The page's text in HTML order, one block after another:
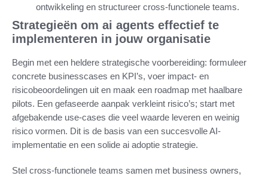
ontwikkeling en structureer cross-functionele teams.
Strategieën om ai agents effectief te
implementeren in jouw organisatie
Begin met een heldere strategische voorbereiding: formuleer
concrete businesscases en KPI’s, voer impact- en
risicobeoordelingen uit en maak een roadmap met haalbare
pilots. Een gefaseerde aanpak verkleint risico’s; start met
afgebakende use-cases die veel waarde leveren en weinig
risico vormen. Dit is de basis van een succesvolle AI-
implementatie en een solide ai adoptie strategie.
Stel cross-functionele teams samen met business owners,